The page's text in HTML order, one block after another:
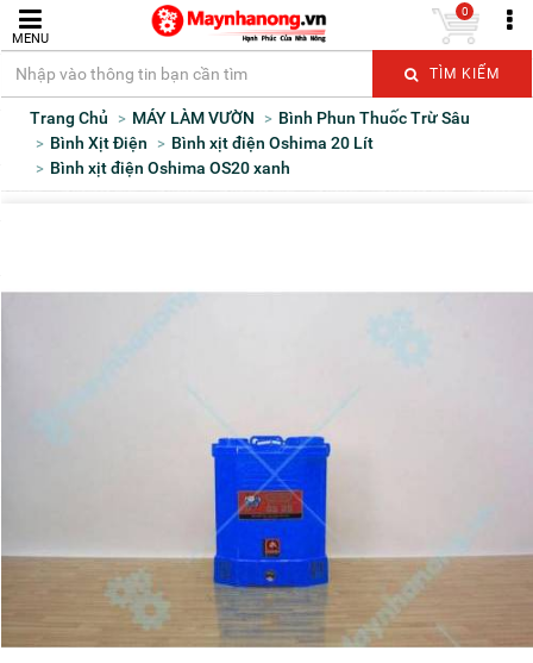
MENU
TÌM KIẾM
0
Trang Chủ MÁY LÀM VƯỜN
Bình Phun Thuốc Trừ Sâu
Bình Xịt Điện
Bình xịt điện Oshima 20 Lít
Bình xịt điện Oshima OS20 xanh